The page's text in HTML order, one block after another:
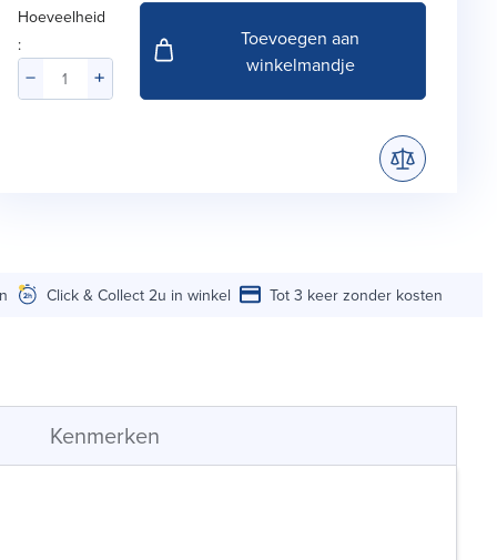
Hoeveelheid
:
Toevoegen aan
winkelmandje
Click & Collect 2u in winkel Tot 3 keer zonder kosten
Kenmerken